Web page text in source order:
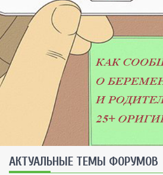
AКТУАЛЬНЫЕ ТЕМЫ ФОРУМОВ